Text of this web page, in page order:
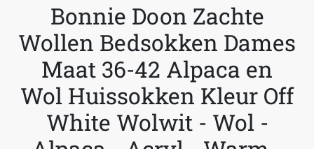
Bonnie Doon Zachte
Wollen Bedsokken Dames
Maat 36-42 Alpaca en
Wol Huissokken Kleur Off
White Wolwit - Wol -